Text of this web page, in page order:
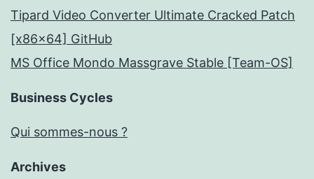
Tipard Video Converter Ultimate Cracked Patch
[x86x64] GitHub
MS Office Mondo Massgrave Stable [Team-OS]
Business Cycles
Qui sommes-nous ?
Archives